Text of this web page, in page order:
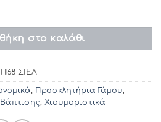
– Βάπτισης ΒΜΠ68 ΣΙΕΛ (18χ12)
στο καλάθι
ΣΙΕΛ
, Προσκλητήρια Γάμου,
, Χιουμοριστικά